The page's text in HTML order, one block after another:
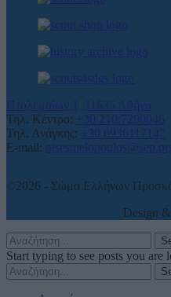
Πτολεμαίων 1, 11635 Αθήνα
Τηλ. Κέντρο:
+30 210.7290046
Τηλ. Ανάγκης:
+30 6936117147
E-mail:
©2026 - Σώμα Ελλήνων
Design
Start typing to see posts you are